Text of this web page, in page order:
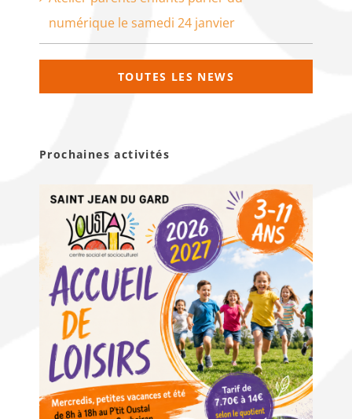
numérique le samedi 24 janvier
TOUTES LES NEWS
Prochaines activités